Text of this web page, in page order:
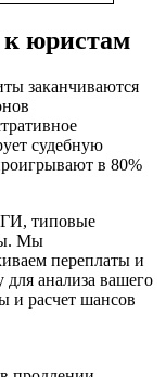
к юристам
заканчиваются
судебную
в 80%
типовые
Мы
переплаты и
для анализа вашего
и расчет шансов